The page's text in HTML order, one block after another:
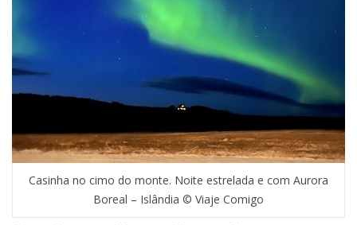
Casinha no cimo do monte. Noite estrelada e com Aurora
Boreal – Islândia © Viaje Comigo